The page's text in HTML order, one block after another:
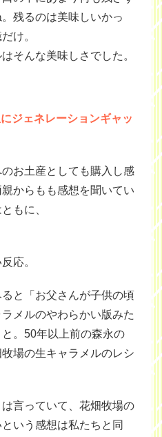
残るのは美味しいかっ
け。
そんな美味しさでした。
ジェネレーションギャッ
お土産としても購入し感
からもも感想を聞いてい
もに、
応。
と「お父さんが子供の頃
メルのやわらかい版みた
。50年以上前の森永の
場の生キャラメルのレシ
言っていて、花畑牧場の
いう感想は私たちと同